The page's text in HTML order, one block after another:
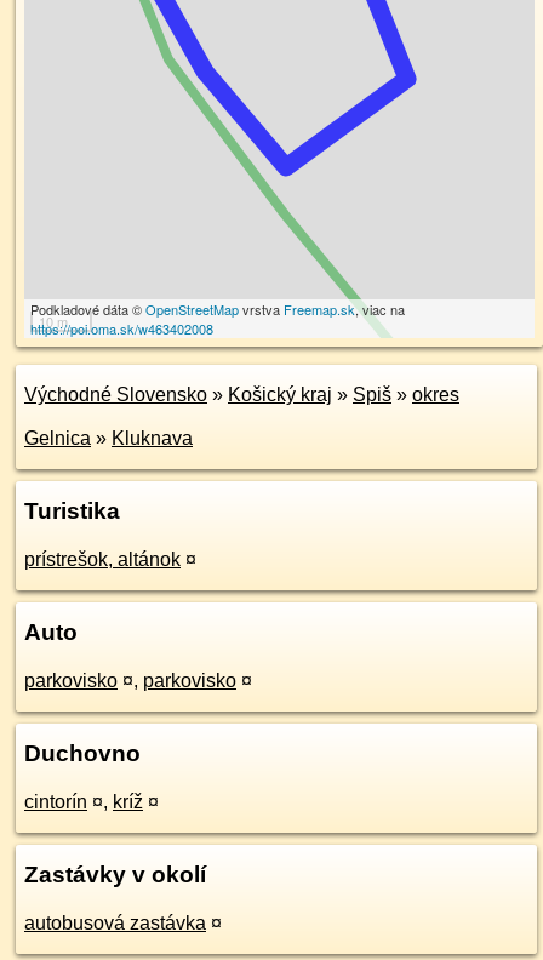
10 m
Podkladové dáta ©OpenStreetMapvrstva Freemap.sk, viac na
https://poi.oma.sk/w463402008
Východné Slovensko » Košický kraj » Spiš » okres
Gelnica » Kluknava
Turistika
prístrešok, altánok ¤
Auto
parkovisko ¤, parkovisko ¤
Duchovno
cintorín ¤, kríž ¤
Zastávky v okolí
autobusová zastávka ¤